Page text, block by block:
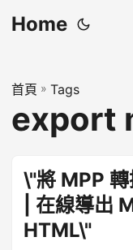
Home
首頁 » Tags
export
\"將 MPP
| 在線導出
HTML\"